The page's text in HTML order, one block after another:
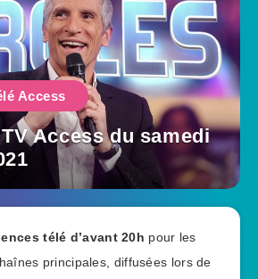
Access
Access du samedi
télé d’avant 20h pour les
principales, diffusées lors de